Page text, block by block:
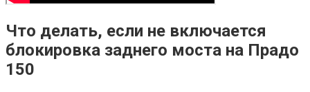
Что делать, если не включается
блокировка заднего моста на Прадо
150